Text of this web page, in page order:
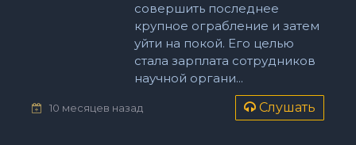
совершить последнее
крупное ограбление и затем
уйти на покой. Его целью
стала зарплата сотрудников
научной органи...
10 месяцев назад Слушать